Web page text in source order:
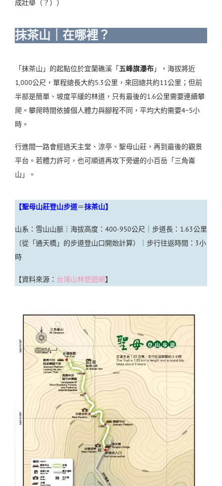
成壯舉（？））
抹茶山｜在哪裡？
「抹茶山」的起點位於宜蘭礁溪「五峰旗瀑布」， 海拔將近
1,000公尺，單程總長大約5.3公里，來回總共約11公里； 但前
半部是簡單、坡度平緩的林道，只有最後的1.6公里需要連續攀
爬。 攀爬時間依據個人體力與腳程不同，平均大約需要4~5小
時。
行進間一路會經過天主堂、涼亭、聖母山莊，再到最後的觀景
平台。若體力許可，也可順道再攻下旁邊的小百岳「三角崙
山」。
【聖母山莊登山步道＝抹茶山】
山系：雪山山脈 海拔高度：400-950公尺
步道長：1.63公里
（從「通天橋」的步道登山口開始計算）
步行往返時間：3小
時
【資料來源： 台灣山林悠遊網】